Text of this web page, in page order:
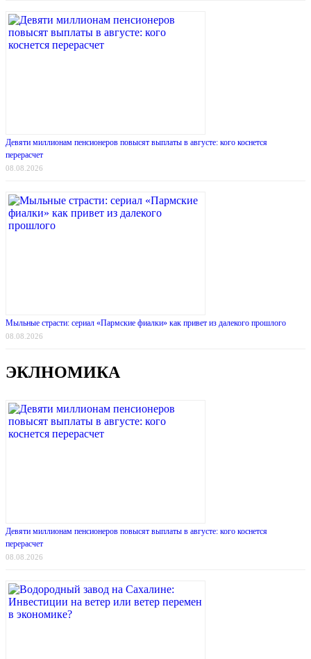
Девяти миллионам пенсионеров повысят выплаты в августе: кого коснется
перерасчет
08.08.2026
Мыльные страсти: сериал «Пармские фиалки» как привет из далекого прошлого
08.08.2026
ЭКЛНОМИКА
Девяти миллионам пенсионеров повысят выплаты в августе: кого коснется
перерасчет
08.08.2026